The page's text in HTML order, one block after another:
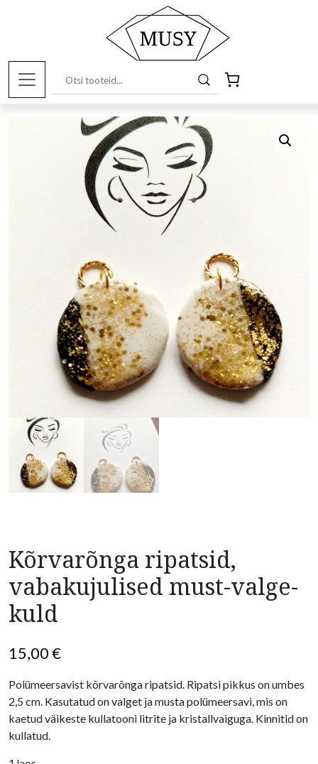
Musy tooted/Ehted/ Kõrvarõnga ripatsid,
vabakujulised must-valge-kuld
Kõrvarõnga ripatsid,
vabakujulised must-valge-
kuld
15,00€
Polümeersavist kõrvarõnga ripatsid. Ripatsi pikkus on umbes
2,5 cm. Kasutatud on valget ja musta polümeersavi, mis on
kaetud väikeste kullatooni litrite ja kristallvaiguga. Kinnitid on
kullatud.